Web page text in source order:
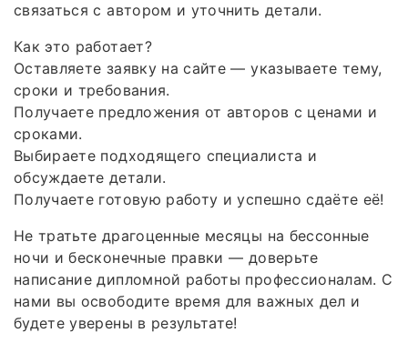
связаться с автором и уточнить детали.
Как это работает?
Оставляете заявку на сайте — указываете тему,
сроки и требования.
Получаете предложения от авторов с ценами и
сроками.
Выбираете подходящего специалиста и
обсуждаете детали.
Получаете готовую работу и успешно сдаёте её!
Не тратьте драгоценные месяцы на бессонные
ночи и бесконечные правки — доверьте
написание дипломной работы профессионалам. С
нами вы освободите время для важных дел и
будете уверены в результате!